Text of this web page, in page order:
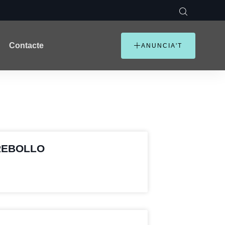
Contacte ANUNCIA'T